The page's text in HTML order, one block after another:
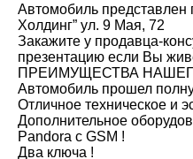
Автомобиль представлен
Холдинг” ул. 9 Мая, 72
Закажите у продавца-
презентацию если Вы
ПРЕИМУЩЕСТВА
Автомобиль прошел
Отличное техническое и
Дополнительное
Pandora с GSM !
Два ключа !